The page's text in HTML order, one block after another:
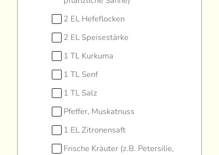
2 EL Hefeflocken
2 EL Speisestärke
1 TL Kurkuma
1 TL Senf
1 TL Salz
Pfeffer, Muskatnuss
1 EL Zitronensaft
Frische Kräuter (z.B. Petersilie,